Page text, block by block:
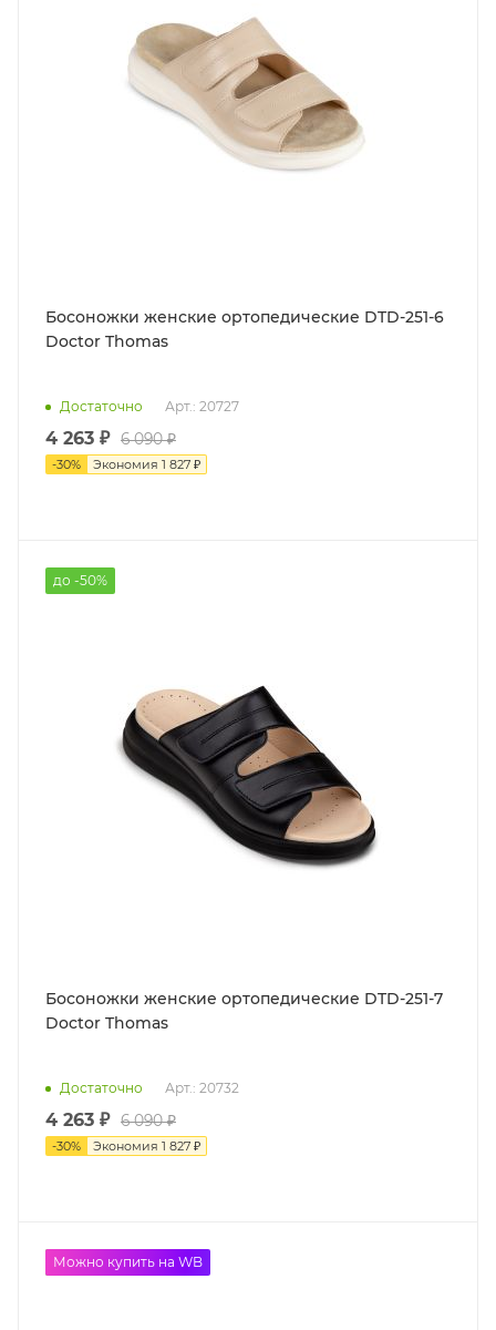
Босоножки женские ортопедические DTD-251-6
Doctor Thomas
Достаточно Арт.: 20727
4 263 ₽ 6 090₽
-30% Экономия 1 827 ₽
до -50%
Босоножки женские ортопедические DTD-251-7
Doctor Thomas
Достаточно Арт.: 20732
4 263 ₽ 6 090 ₽
-30% Экономия 1 827 ₽
до -50%
Можно купить на WB